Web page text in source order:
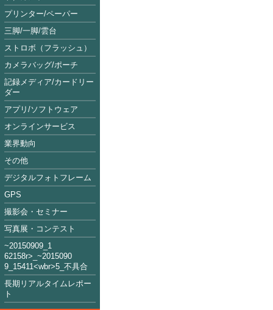
プリンター/ペーパー
三脚/一脚/雲台
ストロボ（フラッシュ）
カメラバッグ/ポーチ
記録メディア/カードリー
ダー
アプリ/ソフトウェア
オンラインサービス
業界動向
その他
デジタルフォトフレーム
GPS
撮影会・セミナー
写真展・コンテスト
~20150909_1
62158r>_~2015090
9_15411<wbr>5_不具合
長期リアルタイムレポー
ト